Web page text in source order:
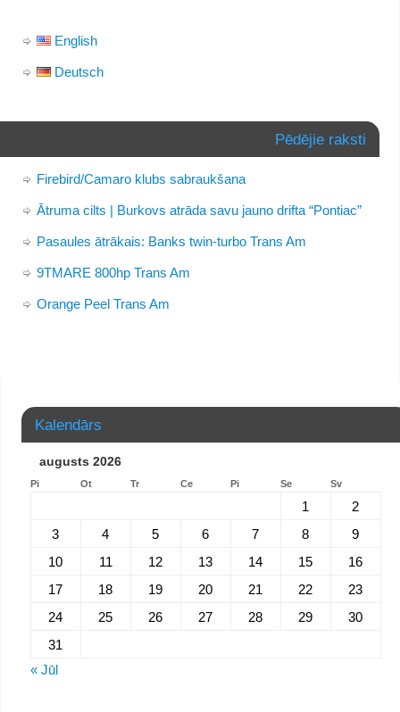
English
Deutsch
Pēdējie raksti
Firebird/Camaro klubs sabraukšana
Ātruma cilts | Burkovs atrāda savu jauno drifta “Pontiac”
Pasaules ātrākais: Banks twin-turbo Trans Am
9TMARE 800hp Trans Am
Orange Peel Trans Am
Kalendārs
augusts 2026
Pi Ot Tr Ce Pi Se Sv
1
2
3
4 5 6 7 8
9
10
11 12 13 14 15
16
17
18 19 20 21 22
23
24
25 26 27 28 29
30
31
« Jūl